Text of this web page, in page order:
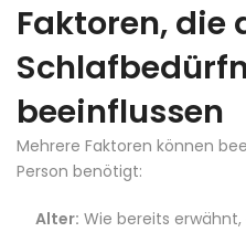
Faktoren, die
beeinflussen
Mehrere Faktoren können
Person benötigt:
Alter: Wie bereits